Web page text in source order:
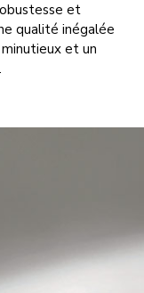
et
qualité inégalée
et un